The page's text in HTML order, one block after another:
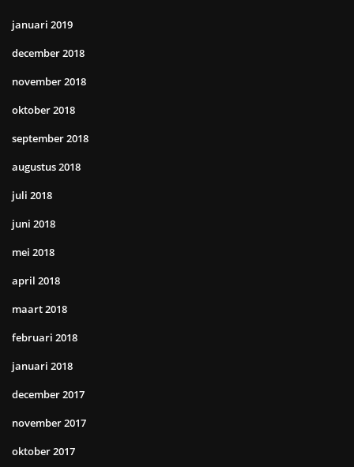
januari 2019
december 2018
november 2018
oktober 2018
september 2018
augustus 2018
juli 2018
juni 2018
mei 2018
april 2018
maart 2018
februari 2018
januari 2018
december 2017
november 2017
oktober 2017